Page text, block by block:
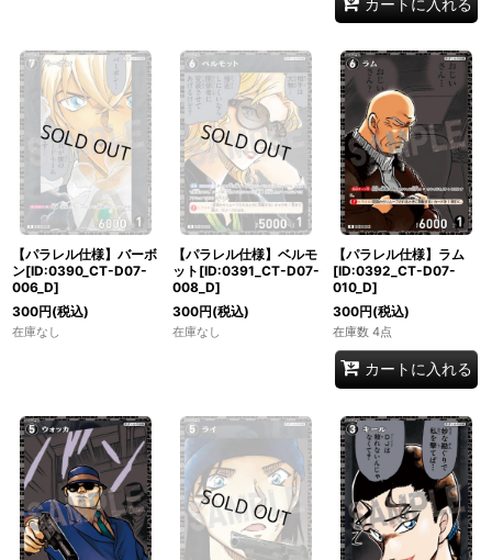
【パラレル仕様】バーボ
ン[ID:0390_CT-D07-
006_D]
300円(税込)
在庫なし
【パラレル仕様】ベルモ
ット[ID:0391_CT-D07-
008_D]
300円(税込)
在庫なし
【パラレル仕様】ラム
[ID:0392_CT-D07-
010_D]
300円(税込)
在庫数 4点
カートに入れる